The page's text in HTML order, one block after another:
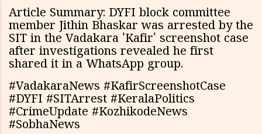
Article Summary: DYFI block committee
member Jithin Bhaskar was arrested by the
SIT in the Vadakara 'Kafir' screenshot case
after investigations revealed he first
shared it in a WhatsApp group.
#VadakaraNews #KafirScreenshotCase
#DYFI #SITArrest #KeralaPolitics
#CrimeUpdate #KozhikodeNews
#SobhaNews